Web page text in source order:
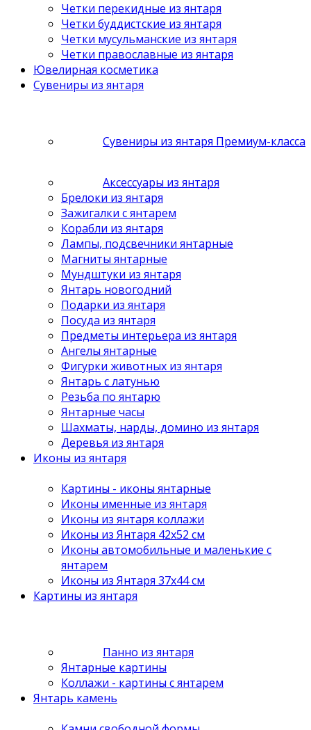
Четки перекидные из янтаря
Четки буддистские из янтаря
Четки мусульманские из янтаря
Четки православные из янтаря
Ювелирная косметика
Сувениры из янтаря
Сувениры из янтаря Премиум-класса
Аксессуары из янтаря
Брелоки из янтаря
Зажигалки с янтарем
Корабли из янтаря
Лампы, подсвечники янтарные
Магниты янтарные
Мундштуки из янтаря
Янтарь новогодний
Подарки из янтаря
Посуда из янтаря
Предметы интерьера из янтаря
Ангелы янтарные
Фигурки животных из янтаря
Янтарь с латунью
Резьба по янтарю
Янтарные часы
Шахматы, нарды, домино из янтаря
Деревья из янтаря
Иконы из янтаря
Картины - иконы янтарные
Иконы именные из янтаря
Иконы из янтаря коллажи
Иконы из Янтаря 42х52 см
Иконы автомобильные и маленькие с
янтарем
Иконы из Янтаря 37х44 см
Картины из янтаря
Панно из янтаря
Янтарные картины
Коллажи - картины с янтарем
Янтарь камень